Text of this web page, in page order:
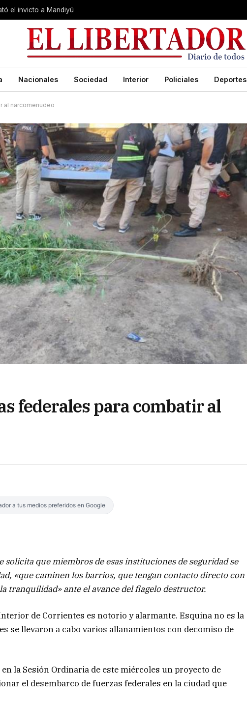
el invicto a Mandiyú
Nacionales Sociedad Interior Policiales Deportes
al narcomenudeo
federales para combatir al
a tus medios preferidos en Google
solicita que miembros de esas instituciones de seguridad se
«que caminen los barrios, que tengan contacto directo con
tranquilidad» ante el avance del flagelo destructor.
de Corrientes es notorio y alarmante. Esquina no es la
se llevaron a cabo varios allanamientos con decomiso de
la Sesión Ordinaria de este miércoles un proyecto de
el desembarco de fuerzas federales en la ciudad que